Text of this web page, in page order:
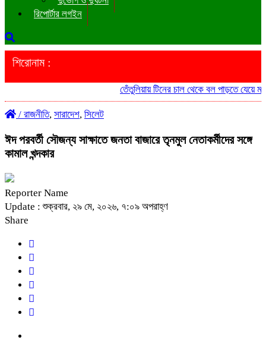
রিপোর্টার লগইন
শিরোনাম :
তেঁতুলিয়ায় টিনের চাল থেকে বল পাড়তে যেয়ে
/ রাজনীতি, সারাদেশ, সিলেট
ঈদ পরবর্তী সৌজন্য সাক্ষাতে জনতা বাজারে তৃনমুল নেতাকর্মীদের সঙ্গে
কামাল খন্দকার
Reporter Name
Update : শুক্রবার, ২৯ মে, ২০২৬, ৭:০৯ অপরাহ্ণ
Share